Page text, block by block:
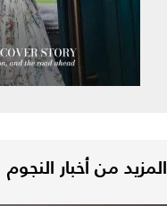
المزيد من أخبار النجوم